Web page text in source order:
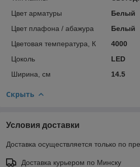
Цвет арматуры
Белый
Цвет плафона / абажура
Белый
Цветовая температура, К
4000
Цоколь
LED
Ширина, см
14.5
Скрыть
Условия доставки
Доставка осуществляется только по
Доставка курьером по Минску